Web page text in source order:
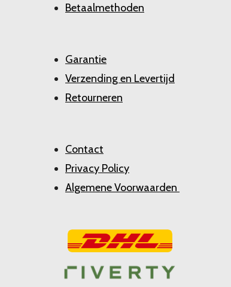
Betaalmethoden
Garantie
Verzending en Levertijd
Retourneren
Contact
Privacy Policy
Algemene Voorwaarden